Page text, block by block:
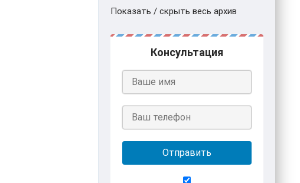
Показать / скрыть весь архив
Консультация
Отправить